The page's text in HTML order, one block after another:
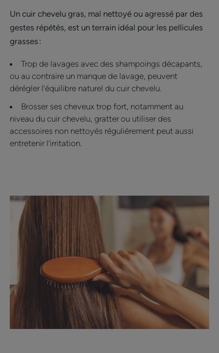
Un cuir chevelu gras, mal nettoyé ou agressé par des
gestes répétés, est un terrain idéal pour les pellicules
grasses :
Trop de lavages avec des shampoings décapants,
ou au contraire un manque de lavage, peuvent
dérégler l’équilibre naturel du cuir chevelu.
Brosser ses cheveux trop fort, notamment au
niveau du cuir chevelu, gratter ou utiliser des
accessoires non nettoyés régulièrement peut aussi
entretenir l’irritation.